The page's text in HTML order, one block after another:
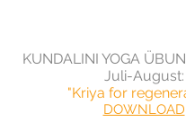
KUNDALINI YOGA
Juli-August:
"Kriya for
DOWNLOAD